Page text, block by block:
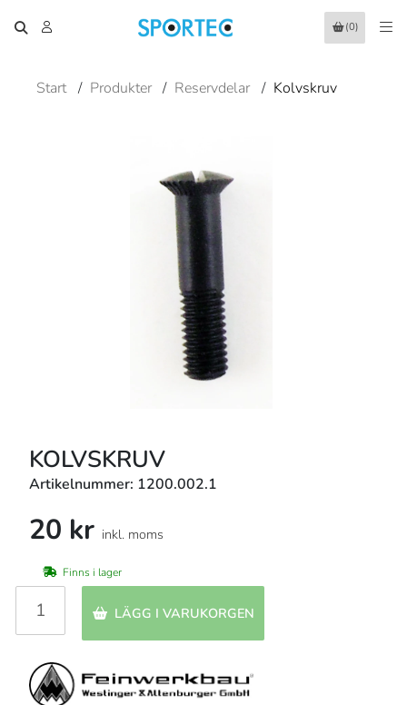
(0)
Start / Produkter / Reservdelar / Kolvskruv
KOLVSKRUV
Artikelnummer: 1200.002.1
20 kr inkl. moms
Finns i lager
LÄGG I VARUKORGEN